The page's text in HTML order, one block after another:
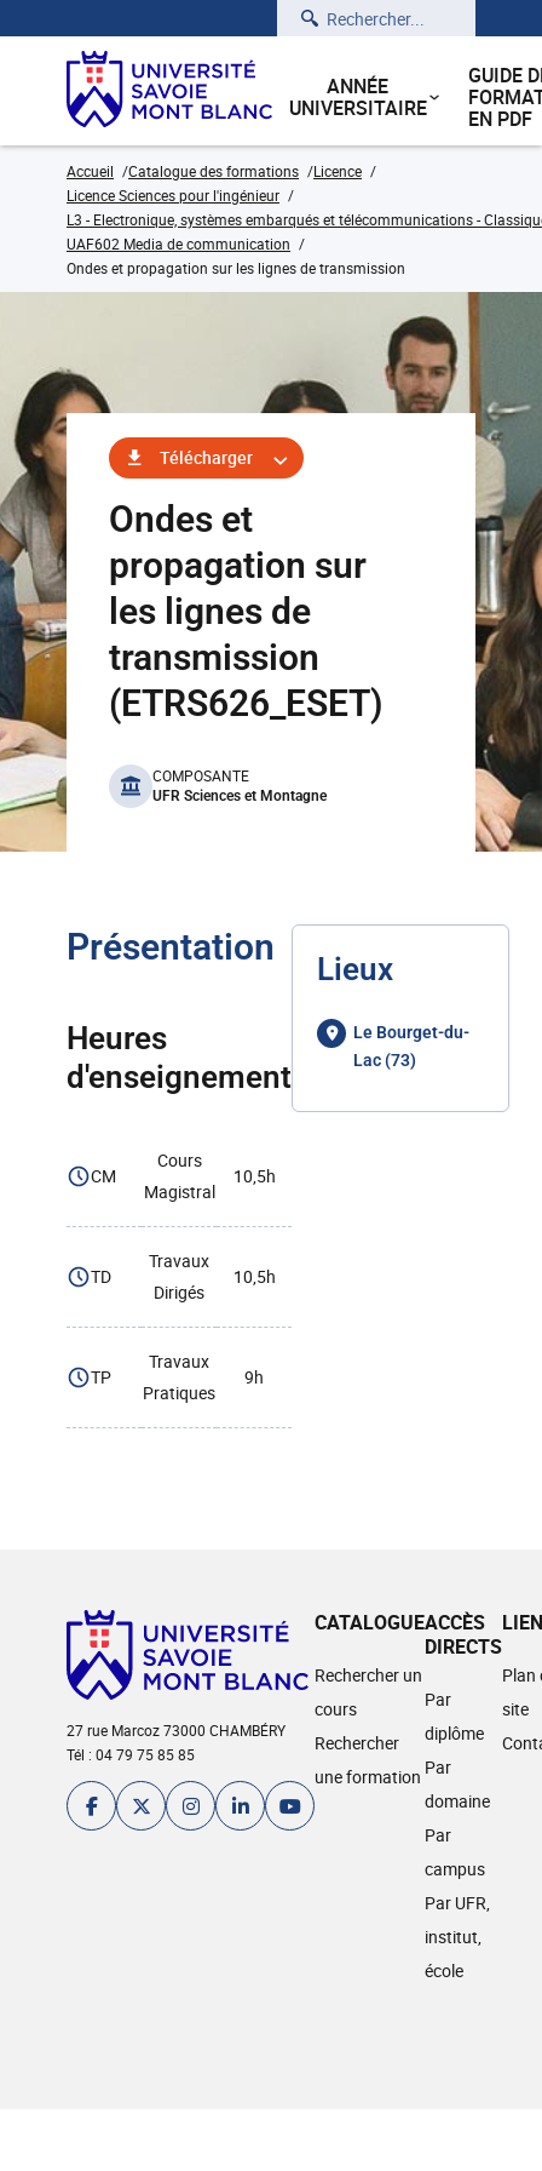
Rechercher
ANNÉE
UNIVERSITAIRE
GUIDE
EN PDF
Accueil Catalogue des formations
Licence
Licence Sciences pour l'ingénieur
L3 - Electronique, systèmes embarqués et télécommunications -
UAF602 Media de communication
Ondes et propagation sur les lignes de transmission
Télécharger
Ondes et
propagation sur
les lignes de
transmission
(ETRS626_ESET)
benefits
COMPOSANTE
UFR Sciences et Montagne
Présentation
Heures
d'enseignement
CM
Cours
Magistral
10,5h
TD
Travaux
Dirigés
10,5h
TP
Travaux
Pratiques
9h
Lieux
Le Bourget-du-
Lac (73)
27 rue Marcoz 73000 CHAMBÉRY
Tél : 04 79 75 85 85
CATALOGUE
Rechercher un
cours
Rechercher
une formation
ACCÈS
DIRECTS
Par
diplôme
Par
domaine
Par
campus
Par UFR,
institut,
école
Plan
site